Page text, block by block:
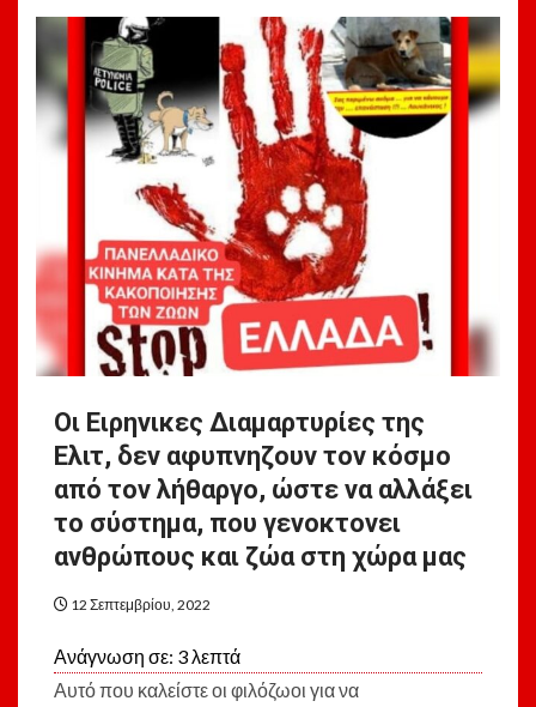
Οι Ειρηνικες Διαμαρτυρίες της
Ελιτ, δεν αφυπνηζουν τον κόσμο
από τον λήθαργο, ώστε να αλλάξει
το σύστημα, που γενοκτονει
ανθρώπους και ζώα στη χώρα μας
12 Σεπτεμβρίου, 2022
Ανάγνωση σε: 3λεπτά
Αυτό που καλείστε οι φιλόζωοι για να